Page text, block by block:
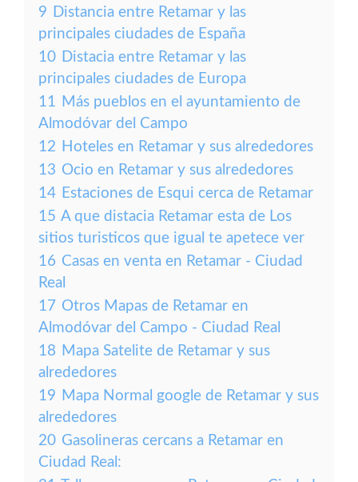
9 Distancia entre Retamar y las
principales ciudades de España
10 Distacia entre Retamar y las
principales ciudades de Europa
11 Más pueblos en el ayuntamiento de
Almodóvar del Campo
12 Hoteles en Retamar y sus alrededores
13 Ocio en Retamar y sus alrededores
14 Estaciones de Esqui cerca de Retamar
15 A que distacia Retamar esta de Los
sitios turisticos que igual te apetece ver
16 Casas en venta en Retamar - Ciudad
Real
17 Otros Mapas de Retamar en
Almodóvar del Campo - Ciudad Real
18 Mapa Satelite de Retamar y sus
alrededores
19 Mapa Normal google de Retamar y sus
alrededores
20 Gasolineras cercans a Retamar en
Ciudad Real: